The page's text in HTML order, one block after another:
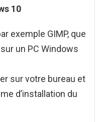
10
exemple GIMP, que
un PC Windows
sur votre bureau et
d’installation du